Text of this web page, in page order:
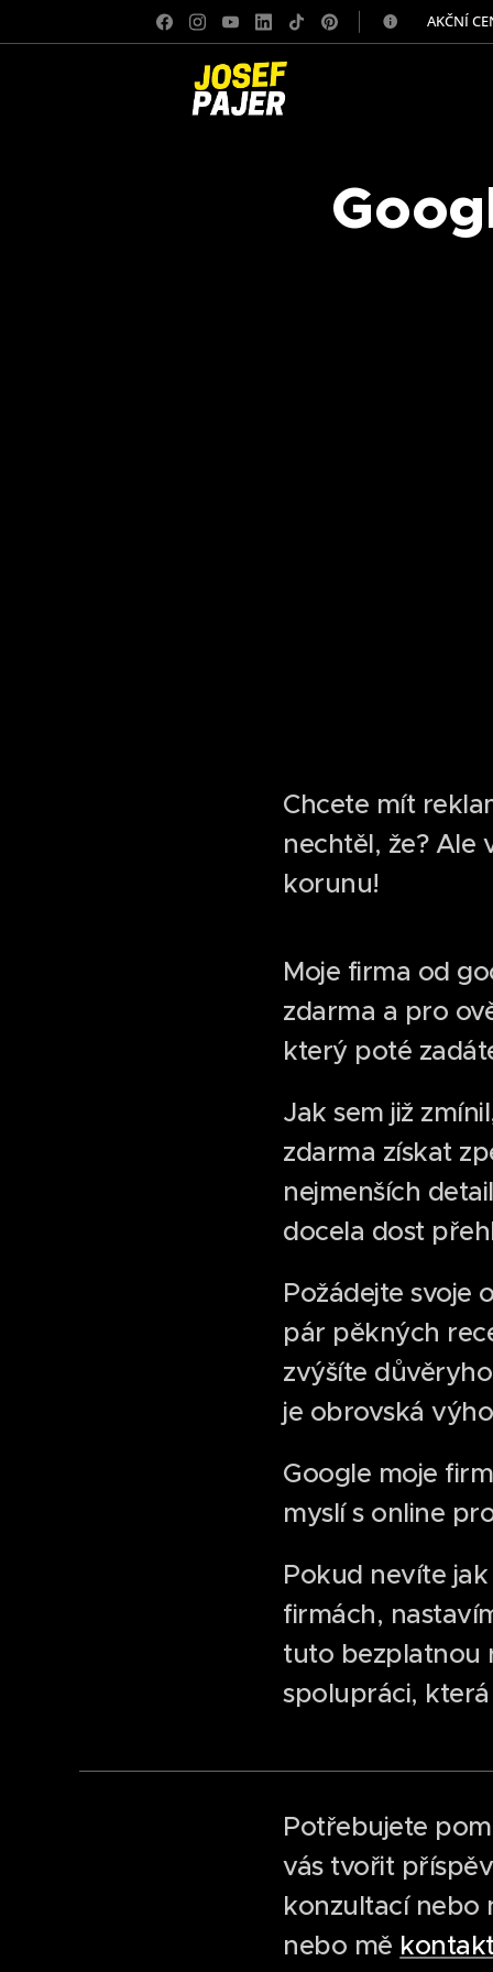
✅ AKČNÍ
Chcete mít
nechtěl, že? Ale
korunu!
Moje firma od
zdarma a pro
který poté
Jak sem již
zdarma získat
nejmenších
docela dost
Požádejte svoje
pár pěkných
zvýšíte
je obrovská
Google moje
myslí s online
Pokud nevíte
firmách,
tuto bezplatnou
spolupráci,
Potřebujete
vás tvořit
konzultací nebo
nebo mě